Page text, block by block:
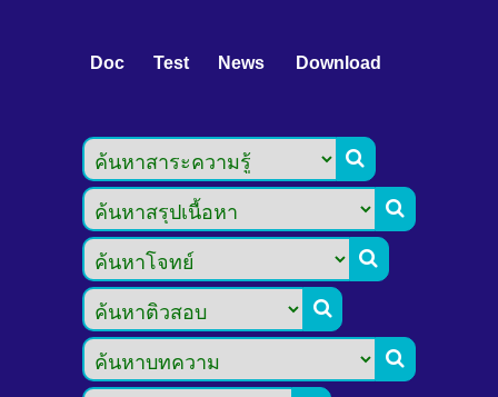
Doc Test News Download




